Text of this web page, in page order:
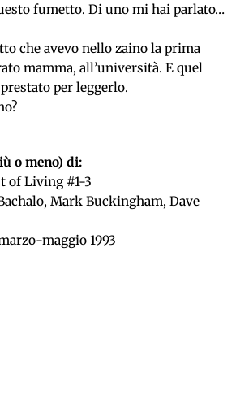
fumetto. Di uno mi hai parlato…
che avevo nello zaino la prima
mamma, all’università. E quel
per leggerlo.
o meno) di:
of Living #1-3
Mark Buckingham, Dave
maggio 1993